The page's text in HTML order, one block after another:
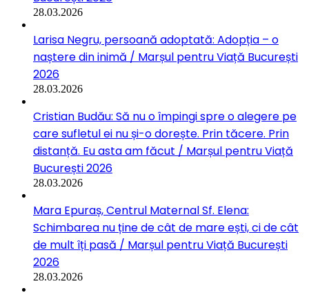
28.03.2026
Larisa Negru, persoană adoptată: Adopția – o
naștere din inimă / Marșul pentru Viață București
2026
28.03.2026
Cristian Budău: Să nu o împingi spre o alegere pe
care sufletul ei nu și-o dorește. Prin tăcere. Prin
distanță. Eu asta am făcut / Marșul pentru Viață
București 2026
28.03.2026
Mara Epuraș, Centrul Maternal Sf. Elena:
Schimbarea nu ține de cât de mare ești, ci de cât
de mult îți pasă / Marșul pentru Viață București
2026
28.03.2026